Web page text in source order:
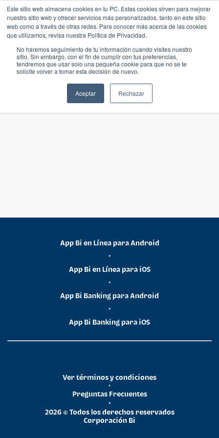
Este sitio web almacena cookies en tu PC. Estas cookies sirven para mejorar
nuestro sitio web y ofrecer servicios más personalizados, tanto en este sitio
web como a través de otras redes. Para conocer más acerca de las cookies
que utilizamos, revisa nuestra Política de Privacidad.
No haremos seguimiento de tu información cuando visites nuestro
sitio. Sin embargo, con el fin de cumplir con tus preferencias,
tendremos que usar solo una pequeña cookie para que no se te
solicite volver a tomar esta decisión de nuevo.
Aceptar Rechazar
App Bi en Línea para Android
•
App Bi en Línea para iOS
•
App Bi Banking para Android
•
App Bi Banking para iOS
2026 © Todos los derechos reservados
Corporación Bi
•
Preguntas Frecuentes
•
Ver términos y condiciones